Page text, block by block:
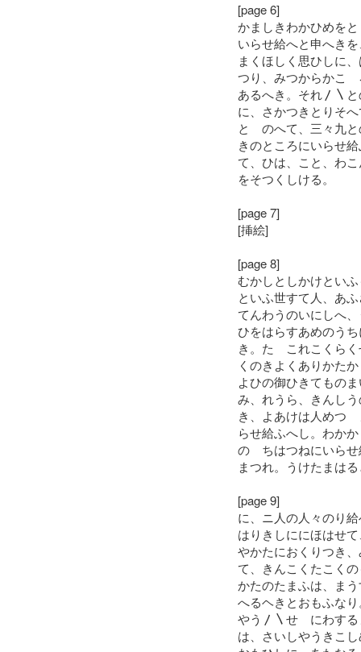
[page 6]
かましきわかひめを
いらせ給へと申へき
まくほしく思ひしに
つり、みつからかこ
あるへき。それ〳〵
に、さかつきとりそ
とゝのへて、三々九
きのところにいらせ
て、ひは、こと、わ
をそつくしける。
[page 7]
[挿絵]
[page 8]
むかしとしかけとい
といふ世すて人、あ
てんわうのいにしへ
ひをはらすあめのう
き。たゝこれこくら
くのきよくありかた
よひの御ひきてもの
み、れうら、きんし
き、よあけは人めつ
らせ給ふへし。わか
のゝちはつねにいら
まつれ。うけたまは
[page 9]
に、ニ人の人々のり
はりきしににほはせ
やかたにおくりつき
て、きんこくたこく
かたのたまふは、ま
へるヘきとおもふな
やう〳〵せゝにわす
は、さいしやうきこ